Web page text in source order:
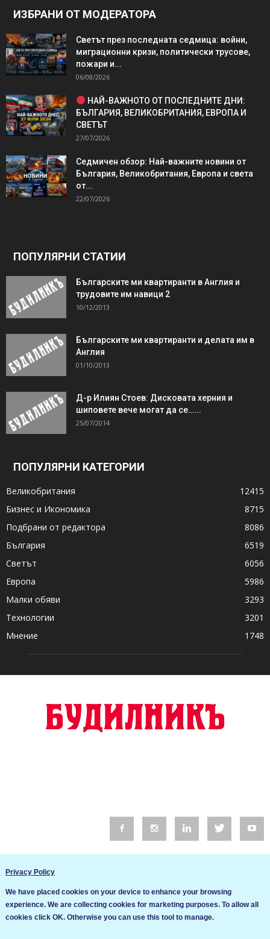
ИЗБРАНИ ОТ МОДЕРАТОРА
Светът през последната седмица: войни,
миграционни кризи, политически трусове,
пожари и...
06/08/2026
НАЙ-ВАЖНОТО ОТ ПОСЛЕДНИТЕ ДНИ:
БЪЛГАРИЯ, ВЕЛИКОБРИТАНИЯ, ЕВРОПА И
СВЕТЪТ
27/07/2026
Седмичен обзор: Най-важните новини от
България, Великобритания, Европа и света
от...
22/07/2026
ПОПУЛЯРНИ СТАТИИ
Българските ми квартиранти в Англия и
трудовите им навици 2
10/12/2013
Българските ми квартиранти и делата им в
Англия
01/10/2013
Д-р Илиян Стоев: Дисковата херния и
шиповете вече могат да се…...
25/07/2014
ПОПУЛЯРНИ КАТЕГОРИИ
Великобритания
12415
Бизнес и Икономика
8715
Подбрани от редактора
8086
България
6519
Светът
6056
Европа
5986
Малки обяви
3293
Технологии
3201
Мнение
1748
Общи условия
Privacy Policy
We have placed cookies on your device to enhance your browsing
experience. We are collecting cookies for marketing purposes. To allow all
cookies click OK. Otherwise you can use this tool to manage.
Ние използваме бисквитки за да подобрим услугите си. Ако
продължите да посещавате този сайт, ние приемаме, че се